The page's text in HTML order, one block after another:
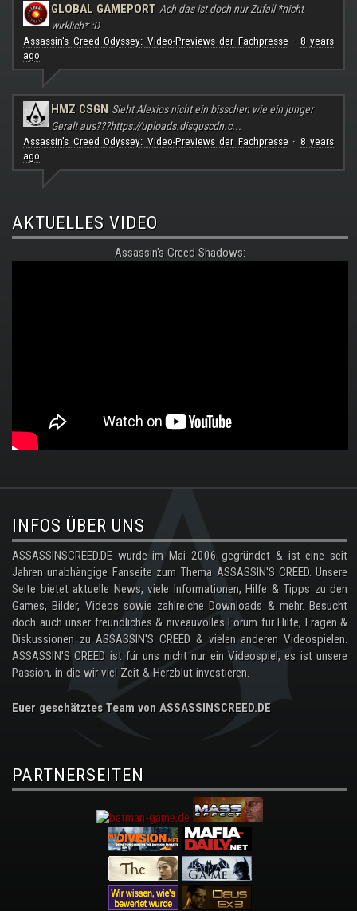
GLOBAL GAMEPORT Ach das ist doch nur Zufall *nicht
wirklich* :D
Assassin's Creed Odyssey: Video-Previews der Fachpresse· 8 years
ago
HMZ CSGN Sieht Alexios nicht ein bisschen wie ein junger
Geralt aus???https://uploads.disquscdn.c...
Assassin's Creed Odyssey: Video-Previews der Fachpresse· 8 years
ago
AKTUELLES VIDEO
Assassin's Creed Shadows:
.
INFOS ÜBER UNS
ASSASSINSCREED.DE wurde im Mai 2006 gegründet & ist eine seit
Jahren unabhängige Fanseite zum Thema ASSASSIN'S CREED. Unsere
Seite bietet aktuelle News, viele Informationen, Hilfe & Tipps zu den
Games, Bilder, Videos sowie zahlreiche Downloads & mehr. Besucht
doch auch unser freundliches & niveauvolles Forum für Hilfe, Fragen &
Diskussionen zu ASSASSIN'S CREED & vielen anderen Videospielen.
ASSASSIN'S CREED ist für uns nicht nur ein Videospiel, es ist unsere
Passion, in die wir viel Zeit & Herzblut investieren.
Euer geschätztes Team von ASSASSINSCREED.DE
PARTNERSEITEN